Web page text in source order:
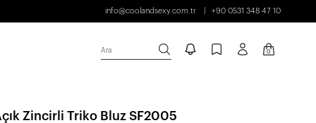
info@coolandsexy.com.tr +90 0531 348 47 10
Ara 0
Zincirli Triko Bluz SF2005